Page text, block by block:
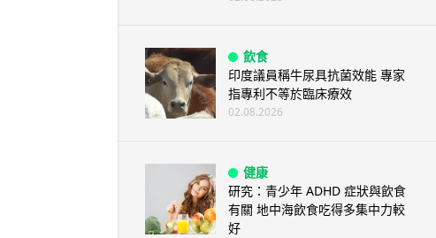
飲食
印度議員稱牛尿具抗菌效能 專家
指專利不等於臨床療效
02.08.2026
健康
研究：青少年 ADHD 症狀與飲食
有關 地中海飲食吃得多集中力較
好